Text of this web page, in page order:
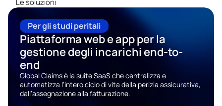
Le soluzioni
Per gli studi peritali
Piattaforma web e app per la
gestione degli incarichi end-to-
end
Global Claims è la suite SaaS che centralizza e
automatizza l’intero ciclo di vita della perizia assicurativa,
dall’assegnazione alla fatturazione.